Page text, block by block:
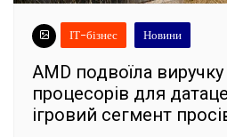
ІТ-бізнес Новини
AMD подвоїла
процесорів для
ігровий сегмент